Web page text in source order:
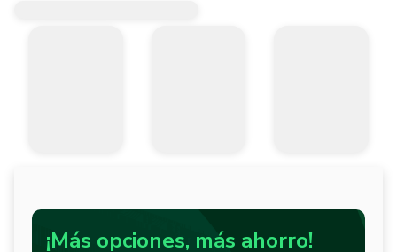
¡Más opciones, más ahorro!